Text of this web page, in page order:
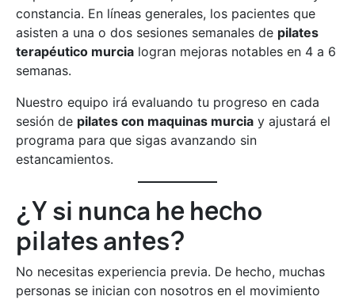
constancia. En líneas generales, los pacientes que
asisten a una o dos sesiones semanales de pilates
terapéutico murcia logran mejoras notables en 4 a 6
semanas.
Nuestro equipo irá evaluando tu progreso en cada
sesión de pilates con maquinas murcia y ajustará el
programa para que sigas avanzando sin
estancamientos.
¿Y si nunca he hecho
pilates antes?
No necesitas experiencia previa. De hecho, muchas
personas se inician con nosotros en el movimiento